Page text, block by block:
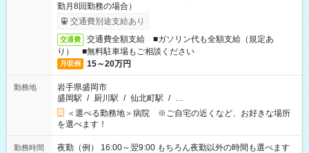
勤月8回勤務の場合）
交通費別途支給あり
交通費
交通費全額支給 ■ガソリン代も全額支給（規定あ
り） ■無料駐車場もご相談ください
月収例 15～20万円
勤務地
岩手県盛岡市
盛岡駅 / 厨川駅 / 仙北町駅 / …
＜選べる勤務地＞病院 ※ご自宅の近くなど、お好きな場所
を選べます！
勤務時間
夜勤（例） 16:00～翌9:00 もちろん夜勤以外の時間も選べます